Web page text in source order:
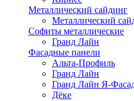
Металлический сайдинг
Металлический
Софиты металлические
Гранд Лайн
Фасадные панели
Альта-Профиль
Гранд Лайн
Гранд Лайн Я-
Дёке